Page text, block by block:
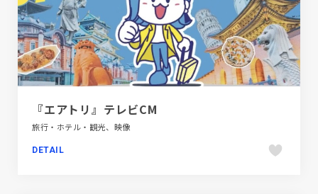
『エアトリ』テレビCM
旅行・ホテル・観光、映像
DETAIL